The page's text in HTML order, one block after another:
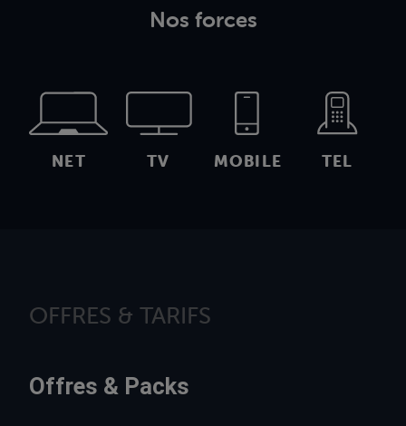
Nos forces
NET TV MOBILE TEL
OFFRES & TARIFS
Offres & Packs